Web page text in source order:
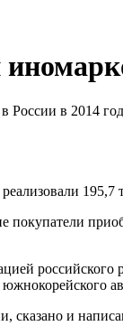
России в 2014
195,7
покупатели
сказано и